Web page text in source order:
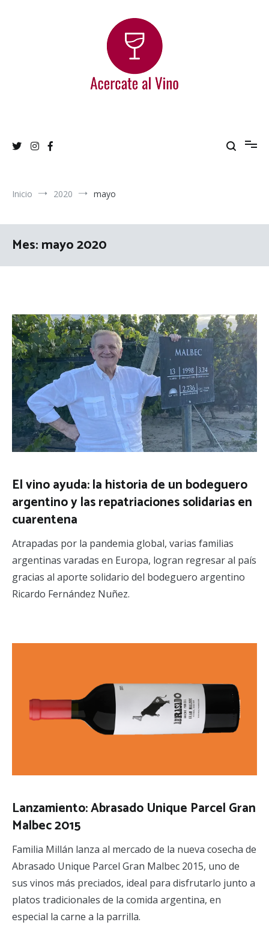
Inicio 2020 mayo
Mes:mayo 2020
El vino ayuda: la historia de un bodeguero
argentino y las repatriaciones solidarias en
cuarentena
Atrapadas por la pandemia global, varias familias
argentinas varadas en Europa, logran regresar al país
gracias al aporte solidario del bodeguero argentino
Ricardo Fernández Nuñez.
Lanzamiento: Abrasado Unique Parcel Gran
Malbec 2015
Familia Millán lanza al mercado de la nueva cosecha de
Abrasado Unique Parcel Gran Malbec 2015, uno de
sus vinos más preciados, ideal para disfrutarlo junto a
platos tradicionales de la comida argentina, en
especial la carne a la parrilla.